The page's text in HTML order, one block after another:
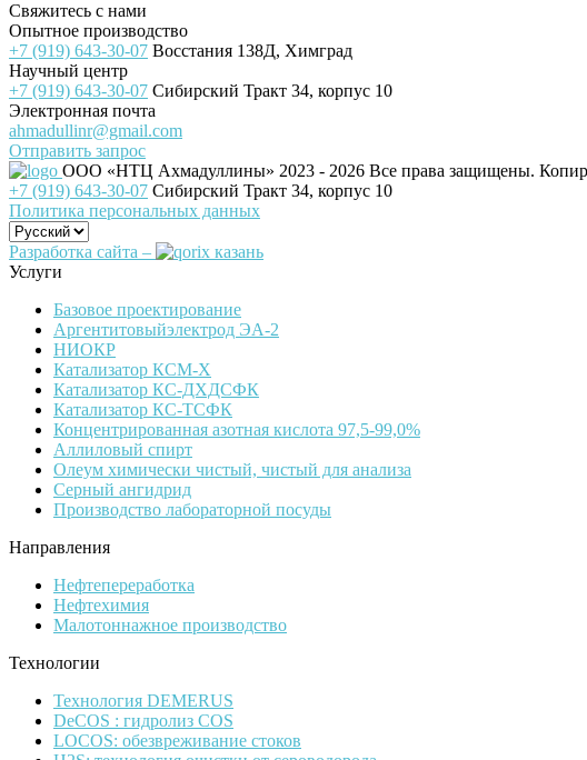
Свяжитесь с нами
Опытное производство
+7 (919) 643-30-07 Восстания 138Д, Химград
Научный центр
+7 (919) 643-30-07 Сибирский Тракт 34, корпус 10
Электронная почта
ahmadullinr@gmail.com
Отправить запрос
ООО «НТЦ Ахмадуллины» 2023 - 2026 Все права защищены.
+7 (919) 643-30-07 Сибирский Тракт 34, корпус 10
Политика персональных данных
Разработка сайта –
Услуги
Базовое проектирование
Аргентитовыйэлектрод ЭА-2
НИОКР
Катализатор КСМ-Х
Катализатор КС-ДХДСФК
Катализатор КС-ТСФК
Концентрированная азотная кислота 97,5-99,0%
Аллиловый спирт
Олеум химически чистый, чистый для анализа
Серный ангидрид
Производство лабораторной посуды
Направления
Нефтепереработка
Нефтехимия
Малотоннажное производство
Технологии
Технология DEMERUS
DeCOS : гидролиз COS
LOCOS: обезвреживание стоков